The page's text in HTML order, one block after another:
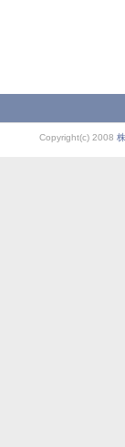
Copyright(c) 2008